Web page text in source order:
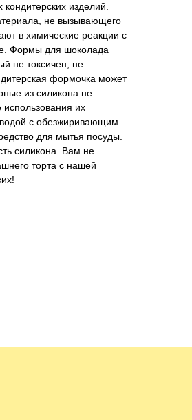
изделий.
не вызывающего
в химические реакции с
Формы для шоколада
не токсичен, не
формочка может
из силикона не
использования их
с обезжиривающим
для мытья посуды.
силикона. Вам не
торта с нашей